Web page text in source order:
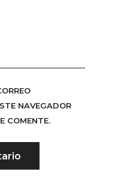
NAVEGADOR
COMENTE.